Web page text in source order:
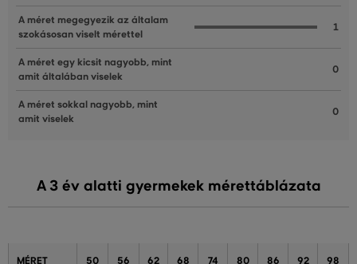
A méret megegyezik az általam
szokásosan viselt mérettel
1
A méret egy kicsit nagyobb, mint
amit általában viselek
0
A méret sokkal nagyobb, mint
amit viselek
0
A 3 év alatti gyermekek mérettáblázata
MÉRET 50 56 62 68 74 80 86 92 98